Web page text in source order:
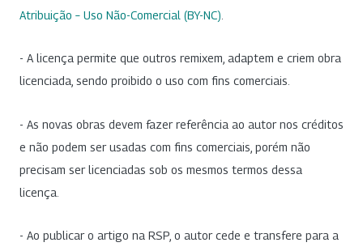
Atribuição – Uso Não-Comercial (BY-NC)
- A licença permite que outros remixem, adaptem e criem obra
licenciada, sendo proibido o uso com fins comerciais.
- As novas obras devem fazer referência ao autor nos créditos
e não podem ser usadas com fins comerciais, porém não
precisam ser licenciadas sob os mesmos termos dessa
licença.
- Ao publicar o artigo na RSP, o autor cede e transfere para a